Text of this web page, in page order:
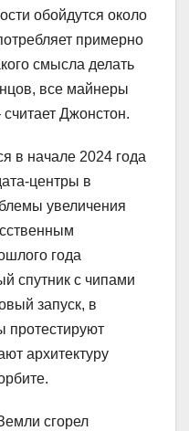
обойдутся около
примерно
смысла делать
все майнеры
Джонстон.
в начале 2024 года
центры в
увеличения
года
спутник с чипами
запуск, в
протестируют
архитектуру
сгорел